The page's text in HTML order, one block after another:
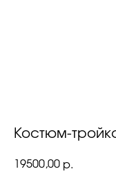
Костюм-
19500,00 р.